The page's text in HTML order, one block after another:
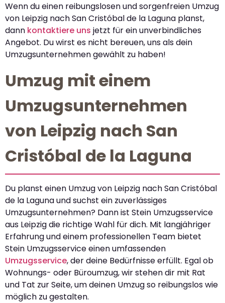
Wenn du einen reibungslosen und sorgenfreien Umzug
von Leipzig nach San Cristóbal de la Laguna planst,
dann kontaktiere uns jetzt für ein unverbindliches
Angebot. Du wirst es nicht bereuen, uns als dein
Umzugsunternehmen gewählt zu haben!
Umzug mit einem
Umzugsunternehmen
von Leipzig nach San
Cristóbal de la Laguna
Du planst einen Umzug von Leipzig nach San Cristóbal
de la Laguna und suchst ein zuverlässiges
Umzugsunternehmen? Dann ist Stein Umzugsservice
aus Leipzig die richtige Wahl für dich. Mit langjähriger
Erfahrung und einem professionellen Team bietet
Stein Umzugsservice einen umfassenden
Umzugsservice, der deine Bedürfnisse erfüllt. Egal ob
Wohnungs- oder Büroumzug, wir stehen dir mit Rat
und Tat zur Seite, um deinen Umzug so reibungslos wie
möglich zu gestalten.